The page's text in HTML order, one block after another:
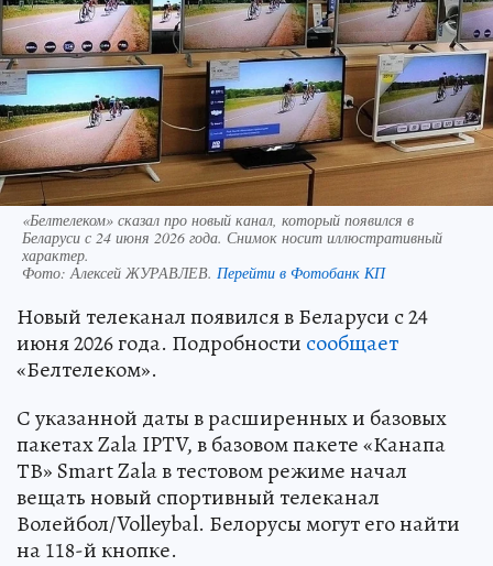
«Белтелеком» сказал про новый канал, который появился в
Беларуси с 24 июня 2026 года. Снимок носит иллюстративный
характер.
Фото:Алексей ЖУРАВЛЕВ. Перейти в Фотобанк КП
Новый телеканал появился в Беларуси с 24
июня 2026 года. Подробности сообщает
«Белтелеком».
С указанной даты в расширенных и базовых
пакетах Zala IPTV, в базовом пакете «Канапа
ТВ» Smart Zala в тестовом режиме начал
вещать новый спортивный телеканал
Волейбол/Volleybal. Белорусы могут его найти
на 118-й кнопке.